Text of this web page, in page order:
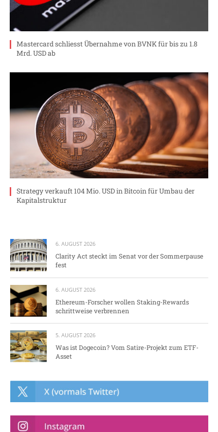
Mastercard schliesst Übernahme von BVNK für bis zu 1.8
Mrd. USD ab
Strategy verkauft 104 Mio. USD in Bitcoin für Umbau der
Kapitalstruktur
6. AUGUST 2026
Clarity Act steckt im Senat vor der Sommerpause
fest
6. AUGUST 2026
Ethereum-Forscher wollen Staking-Rewards
schrittweise verbrennen
5. AUGUST 2026
Was ist Dogecoin? Vom Satire-Projekt zum ETF-
Asset